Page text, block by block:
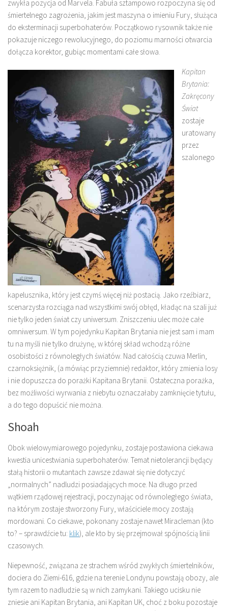
zwykła pozycja od Marvela. Fabuła sztampowo rozpoczyna się od
śmiertelnego zagrożenia, jakim jest maszyna o imieniu Fury, służąca
do eksterminacji superbohaterów. Początkowo rysownik także nie
pokazuje niczego rewolucyjnego, do poziomu marności otwarcia
dołącza korektor, gubiąc momentami całe słowa.
Kapitan
Brytania:
Zakręcony
Świat
zostaje
uratowany
przez
szalonego
kapelusznika, który jest czymś więcej niż postacią. Jako rzeźbiarz,
scenarzysta rozciąga nad wszystkimi swój obłęd, kładąc na szali już
nie tylko jeden świat czy uniwersum. Zniszczeniu ulec może całe
omniwersum. W tym pojedynku Kapitan Brytania nie jest sam i mam
tu na myśli nie tylko drużynę, w której skład wchodzą różne
osobistości z równoległych światów. Nad całością czuwa Merlin,
czarnoksiężnik, (a mówiąc przyziemnie) redaktor, który zmienia losy
i nie dopuszcza do porażki Kapitana Brytanii. Ostateczna porażka,
bez możliwości wyrwania z niebytu oznaczałaby zamknięcie tytułu,
a do tego dopuścić nie można.
Shoah
Obok wielowymiarowego pojedynku, zostaje postawiona ciekawa
kwestia unicestwiania superbohaterów. Temat nietolerancji będący
stałą historii o mutantach zawsze zdawał się nie dotyczyć
„normalnych” nadludzi posiadających moce. Na długo przed
wątkiem rządowej rejestracji, poczynając od równoległego świata,
na którym zostaje stworzony Fury, właściciele mocy zostają
mordowani. Co ciekawe, pokonany zostaje nawet Miracleman (kto
to? – sprawdźcie tu: klik), ale kto by się przejmował spójnością linii
czasowych.
Niepewność, związana ze strachem wśród zwykłych śmiertelników,
dociera do Ziemi-616, gdzie na terenie Londynu powstają obozy, ale
tym razem to nadludzie są w nich zamykani. Takiego ucisku nie
zniesie ani Kapitan Brytania, ani Kapitan UK, choć z boku pozostaje